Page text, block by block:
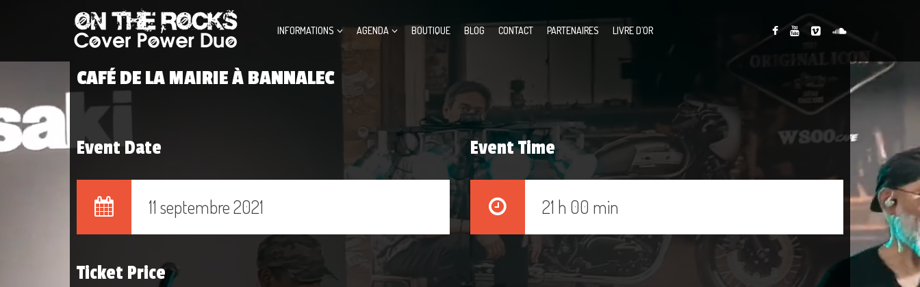
INFORMATIONS AGENDA BOUTIQUE BLOG CONTACT PARTENAIRES LIVRE D’OR
CAFÉ DE LA MAIRIE À BANNALEC
Event Date
11 septembre 2021
Event Time
21 h 00 min
Ticket Price